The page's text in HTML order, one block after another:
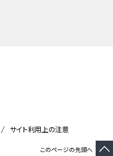
このページの先頭へ
サイト利用上の注意